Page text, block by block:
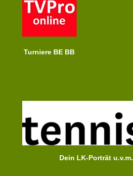
Turniere BE BB
Dein LK-Porträt u.v.m.